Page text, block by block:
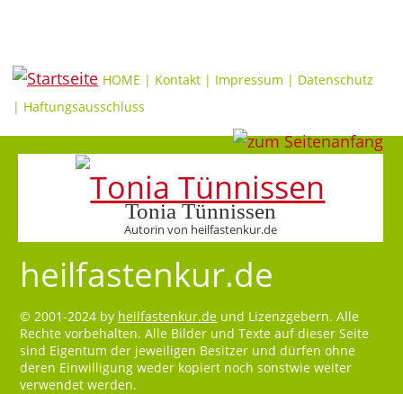
HOME | Kontakt | Impressum | Datenschutz
| Haftungsausschluss
Tonia Tünnissen
Autorin von heilfastenkur.de
heilfastenkur.de
© 2001-2024 by heilfastenkur.de und Lizenzgebern. Alle
Rechte vorbehalten. Alle Bilder und Texte auf dieser Seite
sind Eigentum der jeweiligen Besitzer und dürfen ohne
deren Einwilligung weder kopiert noch sonstwie weiter
verwendet werden.